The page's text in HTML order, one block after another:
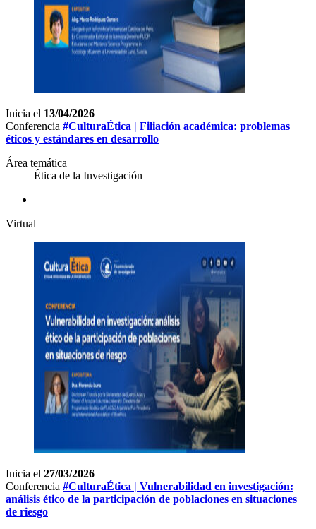
Inicia el 13/04/2026
Conferencia #CulturaÉtica | Filiación académica: problemas
éticos y estándares en desarrollo
Área temática
Ética de la Investigación
Virtual
Inicia el 27/03/2026
Conferencia #CulturaÉtica | Vulnerabilidad en investigación:
análisis ético de la participación de poblaciones en situaciones
de riesgo